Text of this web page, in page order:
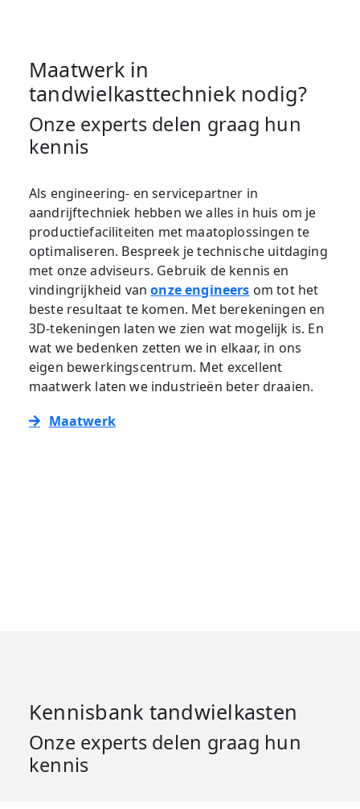
Maatwerk in
tandwielkasttechniek nodig?
Onze experts delen graag hun
kennis
Als engineering- en servicepartner in
aandrijftechniek hebben we alles in huis om je
productiefaciliteiten met maatoplossingen te
optimaliseren. Bespreek je technische uitdaging
met onze adviseurs. Gebruik de kennis en
vindingrijkheid vanonze engineers om tot het
beste resultaat te komen. Met berekeningen en
3D-tekeningen laten we zien wat mogelijk is. En
wat we bedenken zetten we in elkaar, in ons
eigen bewerkingscentrum. Met excellent
maatwerk laten we industrieën beter draaien.
Maatwerk
Kennisbank tandwielkasten
Onze experts delen graag hun
kennis